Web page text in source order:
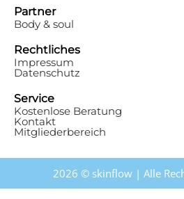
Partner
Body & soul
Rechtliches
Impressum
Datenschutz
Service
Kostenlose Beratung
Kontakt
Mitgliederbereich
2026 © skinflow | Alle